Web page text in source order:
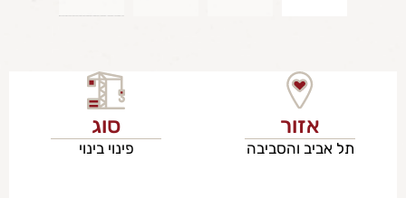
אזור
תל אביב והסביבה
סוג
פינוי בינוי